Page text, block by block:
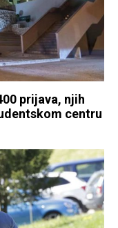
prijava, njih
centru